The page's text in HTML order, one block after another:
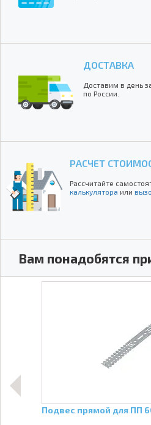
ДОСТАВКА
Доставим в день
по России.
РАСЧЕТ
Рассчитайте
калькулятора или
Вам понадобятся
Подвес прямой для ПП